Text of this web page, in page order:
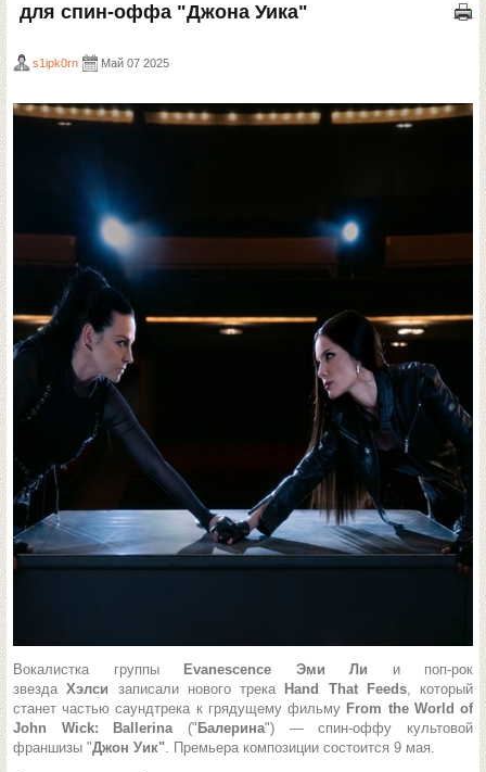
для спин-оффа "Джона Уика"
s1ipk0rn Май 07 2025
Вокалистка группы Evanescence Эми Ли и поп-рок
звездаХэлси записали нового трека Hand That Feeds, который
станет частью саундтрека к грядущему фильму From the World of
John Wick: Ballerina (" Балерина") — спин-оффу культовой
франшизы "Джон Уик". Премьера композиции состоится 9 мая.